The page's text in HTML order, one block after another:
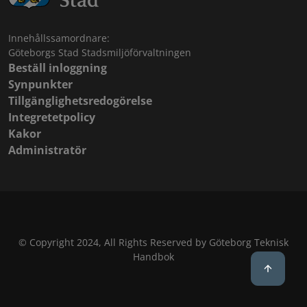
Innehållssamordnare:
Göteborgs Stad Stadsmiljöförvaltningen
Beställ inloggning
Synpunkter
Tillgänglighetsredogörelse
Integretetpolicy
Kakor
Administratör
© Copyright 2024, All Rights Reserved by Göteborg Teknisk
Handbok
Back to